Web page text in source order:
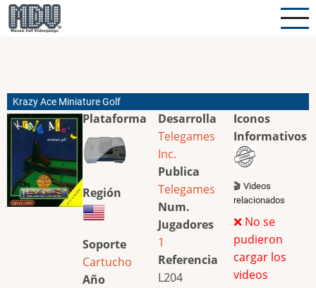
Pasar
al
Krazy Ace Miniature Golf
Plataforma
Región
Soporte
Cartucho
Año
Desarrolla
Telegames
Inc.
Publica
Telegames
Num.
Jugadores
1
Referencia
L204
Iconos
Informativos
🎬 Videos
relacionados
❌ No se
pudieron
cargar los
videos